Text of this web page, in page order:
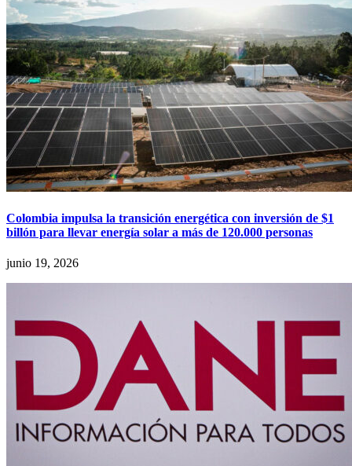
Colombia impulsa la transición energética con inversión de $1
billón para llevar energía solar a más de 120.000 personas
junio 19, 2026